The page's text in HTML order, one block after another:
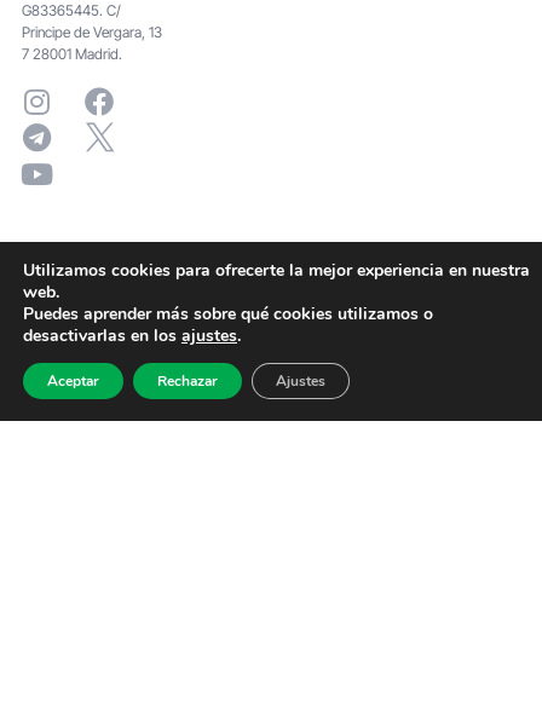
G83365445. C/
Principe de Vergara, 13
7 28001 Madrid.
Utilizamos cookies para ofrecerte la mejor experiencia en nuestra
web.
Puedes aprender más sobre qué cookies utilizamos o
desactivarlas en los ajustes.
Aceptar Rechazar Ajustes